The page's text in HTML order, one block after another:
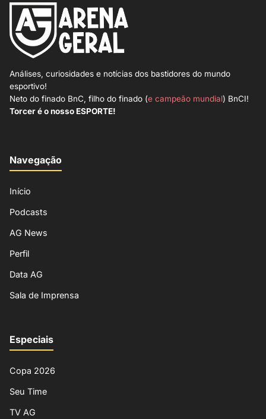
Análises, curiosidades e notícias dos bastidores do mundo
esportivo!
Neto do finado BnC, filho do finado (e campeão mundial) BnCI!
Torcer é o nosso ESPORTE!
Navegação
Início
Podcasts
AG News
Perfil
Data AG
Sala de Imprensa
Especiais
Copa 2026
Seu Time
TV AG